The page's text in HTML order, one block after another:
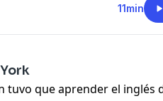
Un verano vivieron un
que les mostró lo grande
mientras escuchas! En
la transcripción de este
11min
tuvo que aprender el inglés